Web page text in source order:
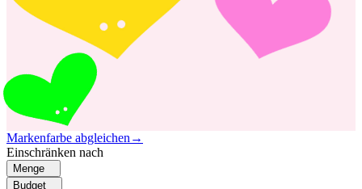
Markenfarbe abgleichen →
Einschränken nach
Menge
Budget